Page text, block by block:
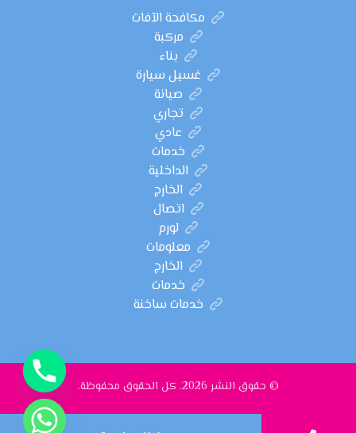
مكافحة الآفات
مركبة
بناء
غسيل سيارة
صيانة
تجاري
عادي
خدمات
الداخلية
الخارج
اتصال
لورم
معلومات
الخارج
خدمات
خدمات ساخنة
© حقوق النشر 2026. كل الحقوق محفوظة.